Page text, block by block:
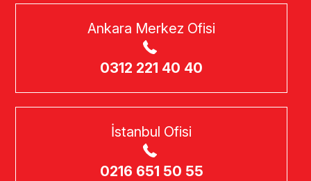
Ankara Merkez Ofisi
0312 221 40 40
İstanbul Ofisi
0216 651 50 55